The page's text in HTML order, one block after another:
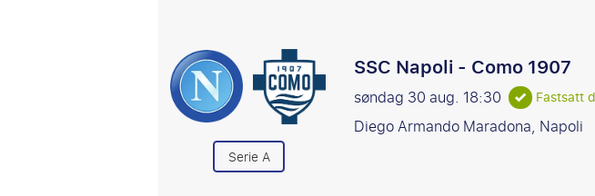
Serie A
SSC Napoli - Como 1907
søndag 30 aug. 18:30 Fastsatt
Diego Armando Maradona, Napoli